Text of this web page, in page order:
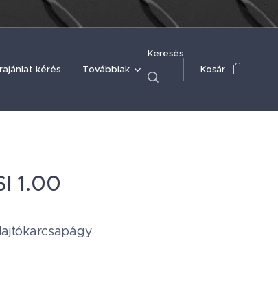
kérés Továbbiak
Keresés
Kosár
1.00